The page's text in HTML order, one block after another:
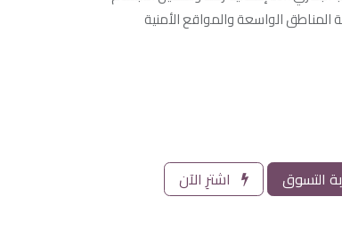
الواسعة والمواقع الأمنية
التسوق
اشترِ الآن